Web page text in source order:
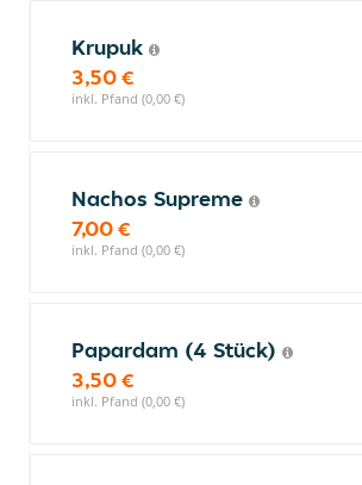
Krupuk
3,50 €
inkl. Pfand (0,00 €)
Nachos Supreme
7,00 €
inkl. Pfand (0,00 €)
Papardam (4 Stück)
3,50 €
inkl. Pfand (0,00 €)